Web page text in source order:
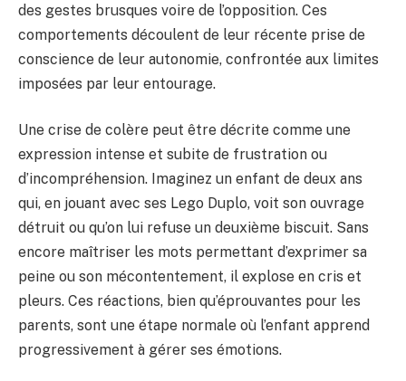
des gestes brusques voire de l’opposition. Ces
comportements découlent de leur récente prise de
conscience de leur autonomie, confrontée aux limites
imposées par leur entourage.
Une crise de colère peut être décrite comme une
expression intense et subite de frustration ou
d’incompréhension. Imaginez un enfant de deux ans
qui, en jouant avec ses Lego Duplo, voit son ouvrage
détruit ou qu’on lui refuse un deuxième biscuit. Sans
encore maîtriser les mots permettant d’exprimer sa
peine ou son mécontentement, il explose en cris et
pleurs. Ces réactions, bien qu’éprouvantes pour les
parents, sont une étape normale où l’enfant apprend
progressivement à gérer ses émotions.